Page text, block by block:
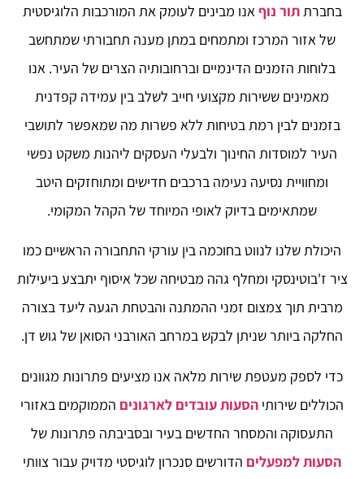
בחברתתור נוףאנו מבינים לעומק את המורכבות הלוגיסטית
של אזור המרכז ומתמחים במתן מענה תחבורתי שמתחשב
בלוחות הזמנים הדינמיים וברחובותיה הצרים של העיר. אנו
מאמינים ששירות מקצועי חייב לשלב בין עמידה קפדנית
בזמנים לבין רמת בטיחות ללא פשרות מה שמאפשר לתושבי
העיר למוסדות החינוך ולבעלי העסקים ליהנות משקט נפשי
ומחוויית נסיעה נעימה ברכבים חדישים ומתוחזקים היטב
שמתאימים בדיוק לאופי המיוחד של הקהל המקומי.
היכולת שלנו לנווט בחוכמה בין עורקי התחבורה הראשיים כמו
ציר ז'בוטינסקי ומחלף גהה מבטיחה שכל איסוף יתבצע ביעילות
מרבית תוך צמצום זמני ההמתנה והבטחת הגעה ליעד בצורה
החלקה ביותר שניתן לבקש במרחב האורבני הסואן של גוש דן.
כדי לספק מעטפת שירות מלאה אנו מציעים פתרונות מגוונים
הכוללים שירותי הסעות עובדים לארגונים הממוקמים באזורי
התעסוקה והמסחר החדשים בעיר ובסביבתה פתרונות של
הסעות למפעלים הדורשים סנכרון לוגיסטי מדויק עבור צוותי